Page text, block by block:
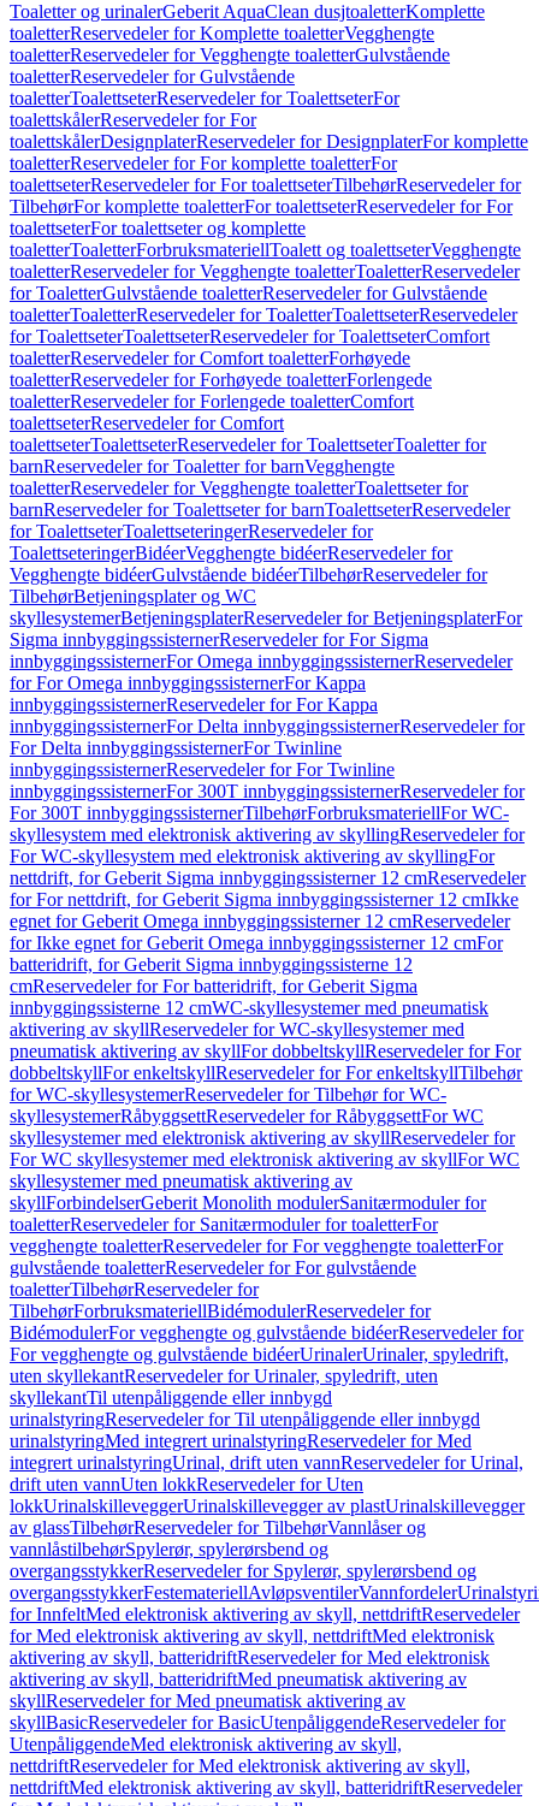
Toaletter og urinalerGeberit AquaClean dusjtoaletterKomplette
toaletterReservedeler for Komplette toaletterVegghengte
toaletterReservedeler for Vegghengte toaletterGulvstående
toaletterReservedeler for Gulvstående
toaletterToalettseterReservedeler for ToalettseterFor
toalettskålerReservedeler for For
toalettskålerDesignplaterReservedeler for DesignplaterFor komplette
toaletterReservedeler for For komplette toaletterFor
toalettseterReservedeler for For toalettseterTilbehørReservedeler for
TilbehørFor komplette toaletterFor toalettseterReservedeler for For
toalettseterFor toalettseter og komplette
toaletterToaletterForbruksmateriellToalett og toalettseterVegghengte
toaletterReservedeler for Vegghengte toaletterToaletterReservedeler
for ToaletterGulvstående toaletterReservedeler for Gulvstående
toaletterToaletterReservedeler for ToaletterToalettseterReservedeler
for ToalettseterToalettseterReservedeler for ToalettseterComfort
toaletterReservedeler for Comfort toaletterForhøyede
toaletterReservedeler for Forhøyede toaletterForlengede
toaletterReservedeler for Forlengede toaletterComfort
toalettseterReservedeler for Comfort
toalettseterToalettseterReservedeler for ToalettseterToaletter for
barnReservedeler for Toaletter for barnVegghengte
toaletterReservedeler for Vegghengte toaletterToalettseter for
barnReservedeler for Toalettseter for barnToalettseterReservedeler
for ToalettseterToalettseteringerReservedeler for
ToalettseteringerBidéerVegghengte bidéerReservedeler for
Vegghengte bidéerGulvstående bidéerTilbehørReservedeler for
TilbehørBetjeningsplater og WC
skyllesystemerBetjeningsplaterReservedeler for BetjeningsplaterFor
Sigma innbyggingssisternerReservedeler for For Sigma
innbyggingssisternerFor Omega innbyggingssisternerReservedeler
for For Omega innbyggingssisternerFor Kappa
innbyggingssisternerReservedeler for For Kappa
innbyggingssisternerFor Delta innbyggingssisternerReservedeler for
For Delta innbyggingssisternerFor Twinline
innbyggingssisternerReservedeler for For Twinline
innbyggingssisternerFor 300T innbyggingssisternerReservedeler for
For 300T innbyggingssisternerTilbehørForbruksmateriellFor WC-
skyllesystem med elektronisk aktivering av skyllingReservedeler for
For WC-skyllesystem med elektronisk aktivering av skyllingFor
nettdrift, for Geberit Sigma innbyggingssisterner 12 cmReservedeler
for For nettdrift, for Geberit Sigma innbyggingssisterner 12 cmIkke
egnet for Geberit Omega innbyggingssisterner 12 cmReservedeler
for Ikke egnet for Geberit Omega innbyggingssisterner 12 cmFor
batteridrift, for Geberit Sigma innbyggingssisterne 12
cmReservedeler for For batteridrift, for Geberit Sigma
innbyggingssisterne 12 cmWC-skyllesystemer med pneumatisk
aktivering av skyllReservedeler for WC-skyllesystemer med
pneumatisk aktivering av skyllFor dobbeltskyllReservedeler for For
dobbeltskyllFor enkeltskyllReservedeler for For enkeltskyllTilbehør
for WC-skyllesystemerReservedeler for Tilbehør for WC-
skyllesystemerRåbyggsettReservedeler for RåbyggsettFor WC
skyllesystemer med elektronisk aktivering av skyllReservedeler for
For WC skyllesystemer med elektronisk aktivering av skyllFor WC
skyllesystemer med pneumatisk aktivering av
skyllForbindelserGeberit Monolith modulerSanitærmoduler for
toaletterReservedeler for Sanitærmoduler for toaletterFor
vegghengte toaletterReservedeler for For vegghengte toaletterFor
gulvstående toaletterReservedeler for For gulvstående
toaletterTilbehørReservedeler for
TilbehørForbruksmateriellBidémodulerReservedeler for
BidémodulerFor vegghengte og gulvstående bidéerReservedeler for
For vegghengte og gulvstående bidéerUrinalerUrinaler, spyledrift,
uten skyllekantReservedeler for Urinaler, spyledrift, uten
skyllekantTil utenpåliggende eller innbygd
urinalstyringReservedeler for Til utenpåliggende eller innbygd
urinalstyringMed integrert urinalstyringReservedeler for Med
integrert urinalstyringUrinal, drift uten vannReservedeler for Urinal,
drift uten vannUten lokkReservedeler for Uten
lokkUrinalskilleveggerUrinalskillevegger av plastUrinalskillevegger
av glassTilbehørReservedeler for TilbehørVannlåser og
vannlåstilbehørSpylerør, spylerørsbend og
overgangsstykkerReservedeler for Spylerør, spylerørsbend og
overgangsstykkerFestemateriellAvløpsventilerVannfordeler
for InnfeltMed elektronisk aktivering av skyll, nettdriftReservedeler
for Med elektronisk aktivering av skyll, nettdriftMed elektronisk
aktivering av skyll, batteridriftReservedeler for Med elektronisk
aktivering av skyll, batteridriftMed pneumatisk aktivering av
skyllReservedeler for Med pneumatisk aktivering av
skyllBasicReservedeler for BasicUtenpåliggendeReservedeler for
UtenpåliggendeMed elektronisk aktivering av skyll,
nettdriftReservedeler for Med elektronisk aktivering av skyll,
nettdriftMed elektronisk aktivering av skyll, batteridriftReservedeler